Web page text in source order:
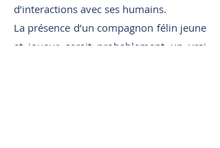
d’interactions avec ses humains.
La présence d’un compagnon félin jeune
et joueur serait probablement un vrai